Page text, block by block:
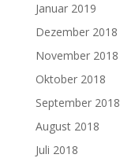
Januar 2019
Dezember 2018
November 2018
Oktober 2018
September 2018
August 2018
Juli 2018